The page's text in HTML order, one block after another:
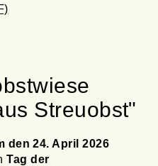
Streuobst"
den 24. April 2026
Tag der